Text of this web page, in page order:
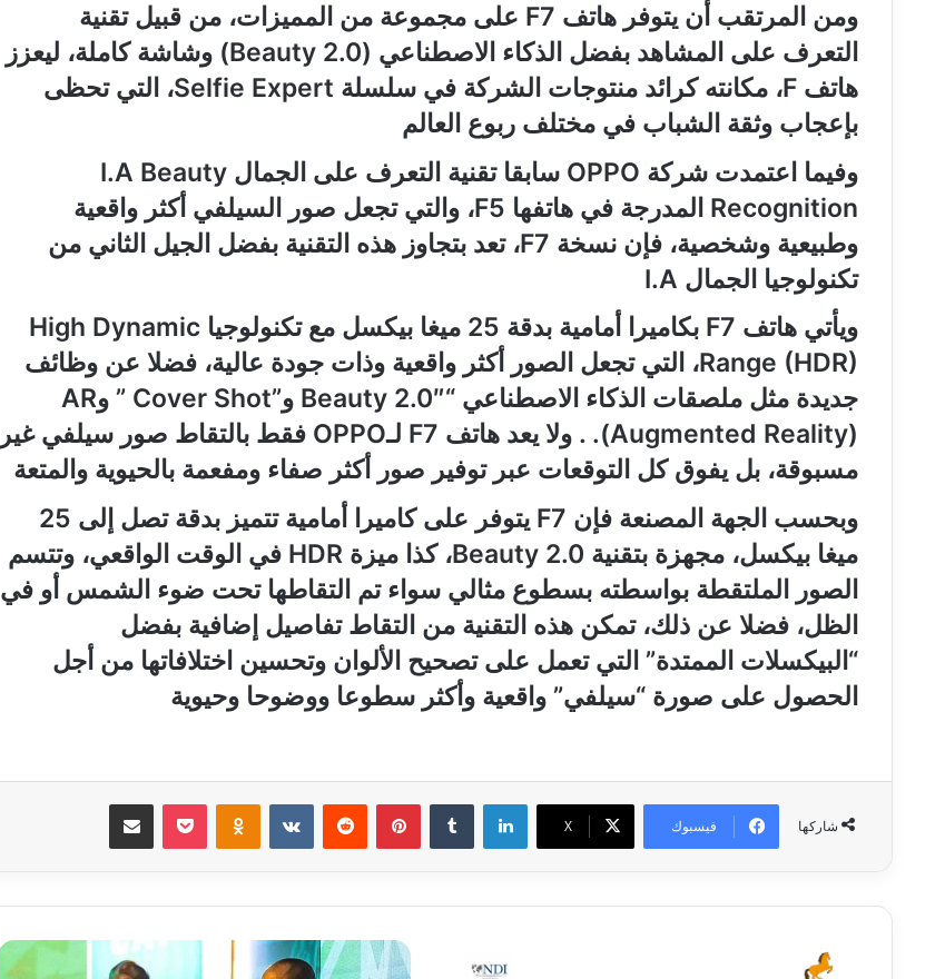
ومن المرتقب أن يتوفر هاتف F7 على مجموعة من المميزات، من قبيل تقنية
التعرف على المشاهد بفضل الذكاء الاصطناعي (Beauty 2.0) وشاشة كاملة، ليعزز
هاتف F، مكانته كرائد منتوجات الشركة في سلسلة Selfie Expert، التي تحظى
بإعجاب وثقة الشباب في مختلف ربوع العالم
وفيما اعتمدت شركة OPPO سابقا تقنية التعرف على الجمال I.A Beauty
Recognition المدرجة في هاتفها F5، والتي تجعل صور السيلفي أكثر واقعية
وطبيعية وشخصية، فإن نسخة F7، تعد بتجاوز هذه التقنية بفضل الجيل الثاني من
تكنولوجيا الجمال I.A
ويأتي هاتف F7 بكاميرا أمامية بدقة 25 ميغا بيكسل مع تكنولوجيا High Dynamic
Range (HDR)، التي تجعل الصور أكثر واقعية وذات جودة عالية، فضلا عن وظائف
جديدة مثل ملصقات الذكاء الاصطناعي “Beauty 2.0″ و”Cover Shot ” وAR
(Augmented Reality). . ولا يعد هاتف F7 لـOPPO فقط بالتقاط صور سيلفي غير
مسبوقة، بل يفوق كل التوقعات عبر توفير صور أكثر صفاء ومفعمة بالحيوية والمتعة
وبحسب الجهة المصنعة فإن F7 يتوفر على كاميرا أمامية تتميز بدقة تصل إلى 25
ميغا بيكسل، مجهزة بتقنية Beauty 2.0، كذا ميزة HDR في الوقت الواقعي، وتتسم
الصور الملتقطة بواسطته بسطوع مثالي سواء تم التقاطها تحت ضوء الشمس أو في
الظل، فضلا عن ذلك، تمكن هذه التقنية من التقاط تفاصيل إضافية بفضل
“البيكسلات الممتدة” التي تعمل على تصحيح الألوان وتحسين اختلافاتها من أجل
الحصول على صورة “سيلفي” واقعية وأكثر سطوعا ووضوحا وحيوية
شاركها فيسبوك ‫X
لينكدإن بينتيريست
ك
أ